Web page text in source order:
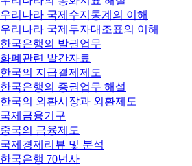
우리나라 국제수지통계의 이해
우리나라 국제투자대조표의 이해
한국은행의 발권업무
화폐관련 발간자료
한국의 지급결제제도
한국은행의 증권업무 해설
한국의 외환시장과 외환제도
국제금융기구
중국의 금융제도
국제경제리뷰 및 분석
한국은행 70년사